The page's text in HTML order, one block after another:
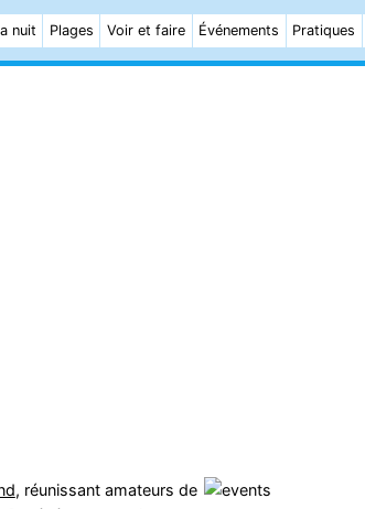
nuit Plages Voir et faire Événements Pratiques
, réunissant amateurs de